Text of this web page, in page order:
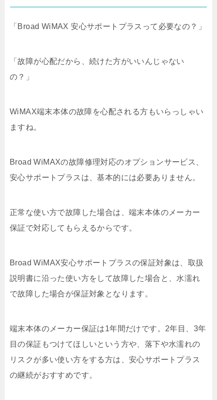
「Broad WiMAX 安心サポートプラスって必要なの？」
「故障が心配だから、続けた方がいいんじゃない
の？」
WiMAX端末本体の故障を心配される方もいらっしゃい
ますね。
Broad WiMAXの故障修理対応のオプションサービス、
安心サポートプラスは、基本的には必要ありません。
正常な使い方で故障した場合は、端末本体のメーカー
保証で対応してもらえるからです。
Broad WiMAX安心サポートプラスの保証対象は、取扱
説明書に沿った使い方をして故障した場合と、水濡れ
で故障した場合が保証対象となります。
端末本体のメーカー保証は1年間だけです。2年目、3年
目の保証もつけてほしいという方や、落下や水濡れの
リスクが多い使い方をする方は、安心サポートプラス
の継続がおすすめです。